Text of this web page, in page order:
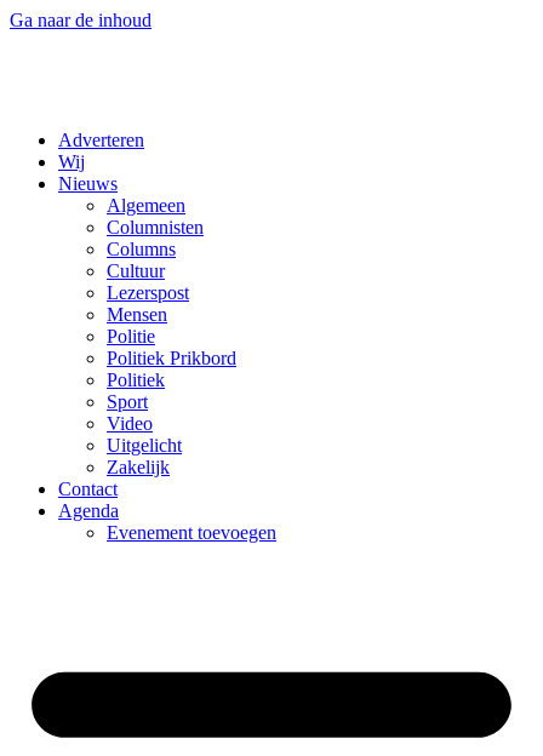
Ga naar de inhoud
Adverteren
Wij
Nieuws
Algemeen
Columnisten
Columns
Cultuur
Lezerspost
Mensen
Politie
Politiek Prikbord
Politiek
Sport
Video
Uitgelicht
Zakelijk
Contact
Agenda
Evenement toevoegen